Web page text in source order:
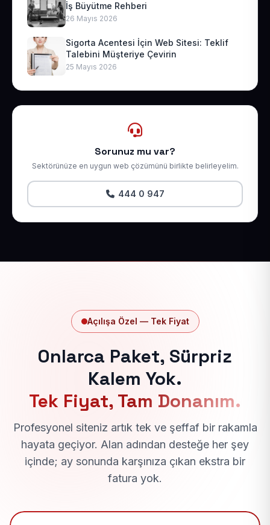
İş Büyütme Rehberi
26 Mayıs 2026
Sigorta Acentesi İçin Web Sitesi: Teklif
Talebini Müşteriye Çevirin
25 Mayıs 2026
Sorunuz mu var?
Sektörünüze en uygun web çözümünü birlikte belirleyelim.
444 0 947
Açılışa Özel — Tek Fiyat
Onlarca Paket, Sürpriz
Kalem Yok.
Tek Fiyat, Tam Donanım.
Profesyonel siteniz artık tek ve şeffaf bir rakamla
hayata geçiyor. Alan adından desteğe her şey
içinde; ay sonunda karşınıza çıkan ekstra bir
fatura yok.